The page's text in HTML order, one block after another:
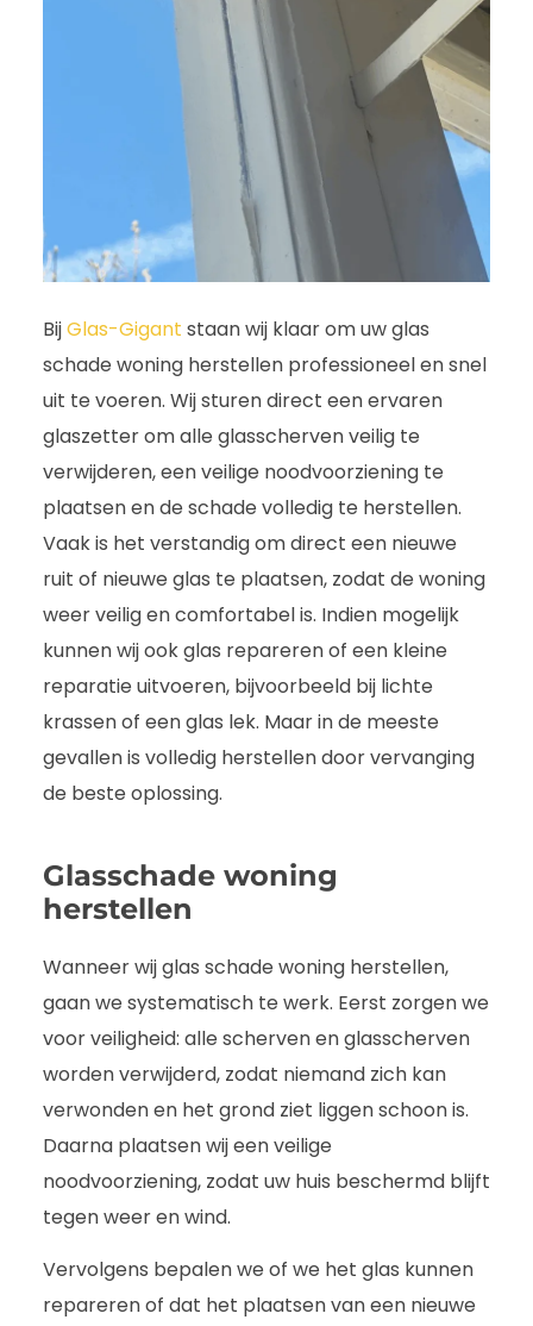
BijGlas-Gigant staan wij klaar om uw glas
schade woning herstellen professioneel en snel
uit te voeren. Wij sturen direct een ervaren
glaszetter om alle glasscherven veilig te
verwijderen, een veilige noodvoorziening te
plaatsen en de schade volledig te herstellen.
Vaak is het verstandig om direct een nieuwe
ruit of nieuwe glas te plaatsen, zodat de woning
weer veilig en comfortabel is. Indien mogelijk
kunnen wij ook glas repareren of een kleine
reparatie uitvoeren, bijvoorbeeld bij lichte
krassen of een glas lek. Maar in de meeste
gevallen is volledig herstellen door vervanging
de beste oplossing.
Glasschade woning
herstellen
Wanneer wij glas schade woning herstellen,
gaan we systematisch te werk. Eerst zorgen we
voor veiligheid: alle scherven en glasscherven
worden verwijderd, zodat niemand zich kan
verwonden en het grond ziet liggen schoon is.
Daarna plaatsen wij een veilige
noodvoorziening, zodat uw huis beschermd blijft
tegen weer en wind.
Vervolgens bepalen we of we het glas kunnen
repareren of dat het plaatsen van een nieuwe